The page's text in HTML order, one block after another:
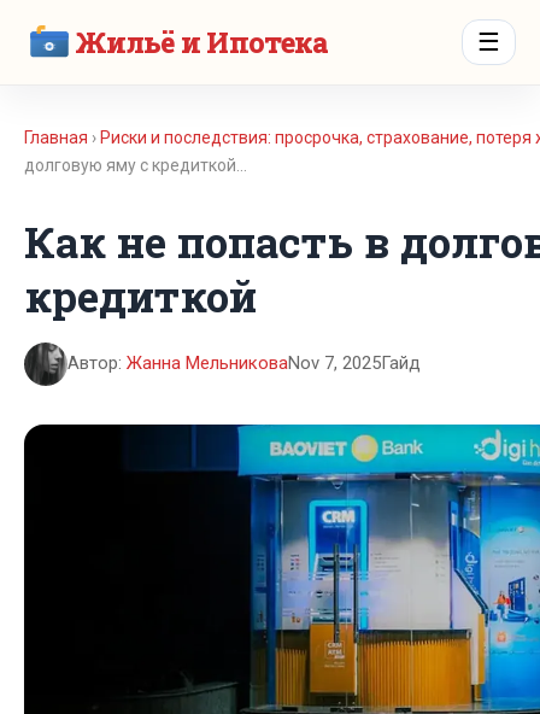
Жильё и Ипотека ☰
Главная › Риски и последствия: просрочка, страхование,
долговую яму с кредиткой…
Как не попасть в
кредиткой
Автор: Жанна МельниковаNov 7, 2025Гайд